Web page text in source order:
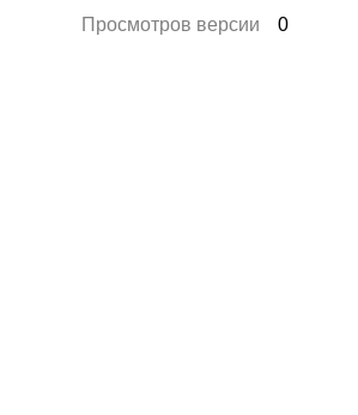
Просмотров версии
0